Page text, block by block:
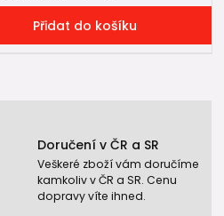
Přidat do košíku
Doručení v ČR a SR
Veškeré zboží vám doručíme
kamkoliv v ČR a SR. Cenu
dopravy víte ihned.